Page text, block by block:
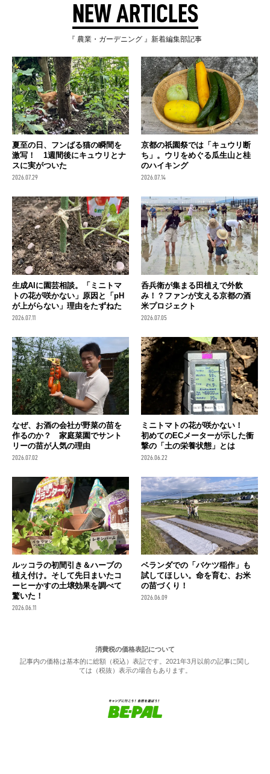
NEW ARTICLES
『 農業・ガーデニング 』新着編集部記事
夏至の日、フンばる猫の瞬間を
激写！ 1週間後にキュウリとナ
スに実がついた
2026.07.29
京都の祇園祭では「キュウリ断
ち」。ウリをめぐる瓜生山と桂
のハイキング
2026.07.14
生成AIに園芸相談。「ミニトマ
トの花が咲かない」原因と「pH
が上がらない」理由をたずねた
2026.07.11
呑兵衛が集まる田植えで外飲
み！？ファンが支える京都の酒
米プロジェクト
2026.07.05
なぜ、お酒の会社が野菜の苗を
作るのか？ 家庭菜園でサント
リーの苗が人気の理由
2026.07.02
ミニトマトの花が咲かない！
初めてのECメーターが示した衝
撃の「土の栄養状態」とは
2026.06.22
ルッコラの初間引き＆ハーブの
植え付け。そして先日まいたコ
ーヒーかすの土壌効果を調べて
驚いた！
2026.06.11
ベランダでの「バケツ稲作」も
試してほしい。命を育む、お米
の苗づくり！
2026.06.09
消費税の価格表記について
記事内の価格は基本的に総額（税込）表記です。2021年3月以前の記事に関し
ては（税抜）表示の場合もあります。